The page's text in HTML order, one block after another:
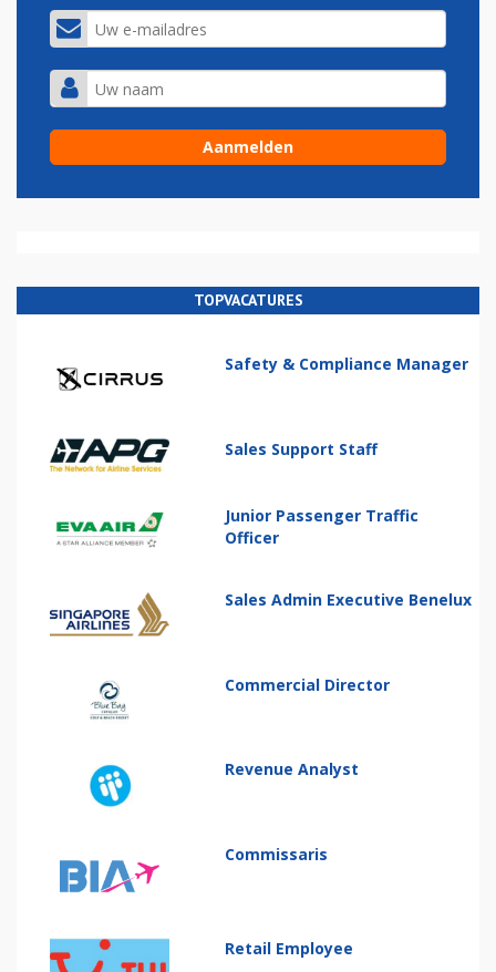
TOPVACATURES
Safety & Compliance Manager
Sales Support Staff
Junior Passenger Traffic
Officer
Sales Admin Executive Benelux
Commercial Director
Revenue Analyst
Commissaris
Retail Employee